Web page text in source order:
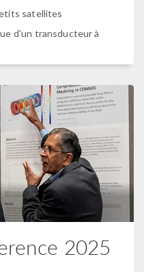
satellites
d'un transducteur à
2025